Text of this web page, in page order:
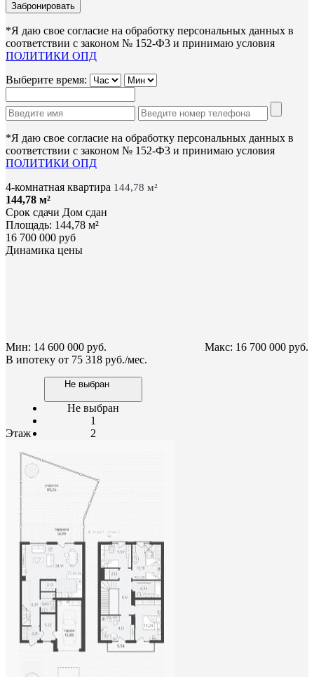
*Я даю свое согласие на обработку персональных данных в
соответствии с законом № 152-Ф3 и принимаю условия
ПОЛИТИКИ ОПД
Выберите время:
*Я даю свое согласие на обработку персональных данных в
соответствии с законом № 152-Ф3 и принимаю условия
ПОЛИТИКИ ОПД
4-комнатная квартира 144,78 м²
144,78 м²
Срок сдачи Дом сдан
Площадь: 144,78 м²
16 700 000 руб
Динамика цены
Мин: 14 600 000 руб.
Макс: 16 700 000 руб.
В ипотеку от 75 318 руб./мес.
Этаж
Не выбран
Не выбран
1
2